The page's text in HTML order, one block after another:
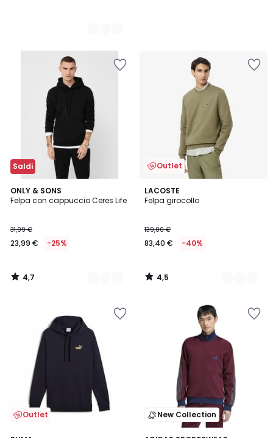
Saldi
ONLY & SONS
Felpa con cappuccio Ceres Life
31,99 €
23,99 € -25%
4,7
/ 5
6
Colori
4,7
/
Outlet
LACOSTE
Felpa girocollo
139,00 €
83,40 € -40%
4,5
/ 5
3
Colori
4,5
/
Outlet New Collection